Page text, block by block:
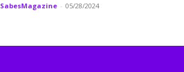
SabesMagazine - 05/28/2024